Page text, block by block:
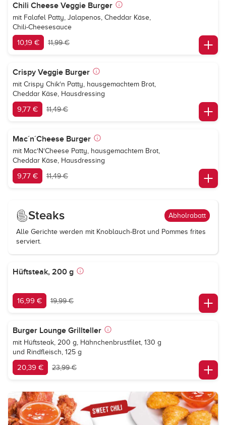
Chili Cheese Veggie Burger
mit Falafel Patty, Jalapenos, Cheddar Käse,
Chili-Cheesesauce
10,19 € 11,99 €
Crispy Veggie Burger
mit Crispy Chik‘n Patty, hausgemachtem Brot,
Cheddar Käse, Hausdressing
9,77 € 11,49 €
Mac´n´Cheese Burger
mit Mac‘N‘Cheese Patty, hausgemachtem Brot,
Cheddar Käse, Hausdressing
9,77 € 11,49 €
Steaks Abholrabatt
Alle Gerichte werden mit Knoblauch-Brot und Pommes frites
serviert.
Hüftsteak, 200 g
16,99 € 19,99 €
Burger Lounge Grillteller
mit Hüftsteak, 200 g, Hähnchenbrustfilet, 130 g
und Rindfleisch, 125 g
20,39 € 23,99 €